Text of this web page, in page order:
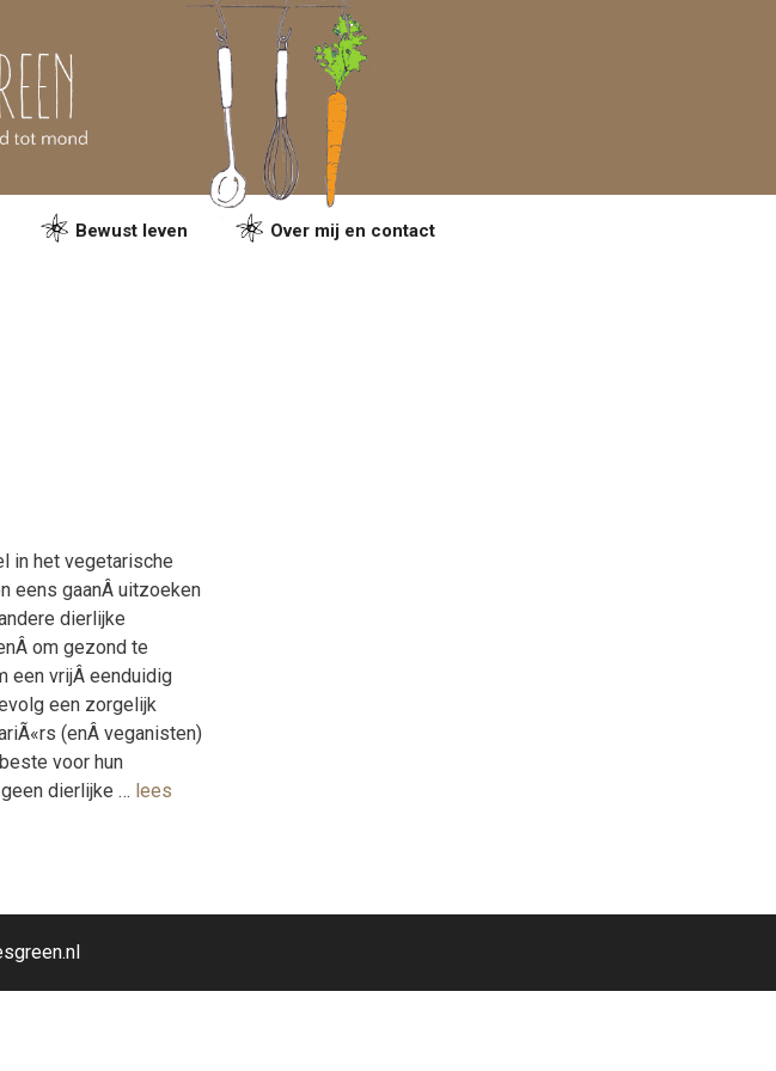
Bewust leven Over mij en contact
in het vegetarische
eens gaanÂ uitzoeken
dierlijke
om gezond te
een vrijÂ eenduidig
een zorgelijk
(enÂ veganisten)
voor hun
dierlijke … lees